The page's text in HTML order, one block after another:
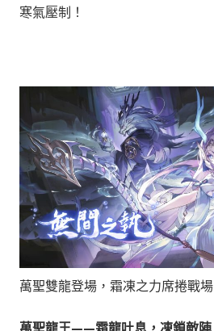
寒氣壓制！
萬聖雙龍登場，霜凍之力席捲戰場